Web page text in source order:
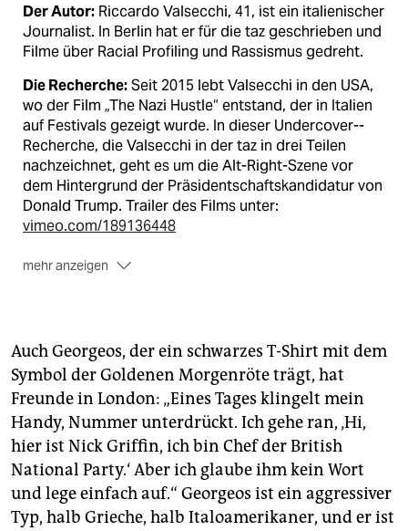
Der Autor: Riccardo Valsecchi, 41, ist ein italienischer
Journalist. In Berlin hat er für die taz geschrieben und
Filme über Racial Profiling und Rassismus gedreht.
Die Recherche:Seit 2015 lebt Valsecchi in den USA,
wo der Film „The Nazi Hustle“ entstand, der in Italien
auf Festivals gezeigt wurde. In dieser Undercover-­
Recherche, die Valsecchi in der taz in drei Teilen
nachzeichnet, geht es um die Alt-Right-Szene vor
dem Hintergrund der Präsidentschaftskandidatur von
Donald Trump. Trailer des Films unter:
vimeo.com/189136448
mehr anzeigen
Alt-Right ab Juli 2016, als Donald Trumps
Kampagnenleiter Stephen Bannon ihn in einem
Interview aufBreitbart News Network verwendete:
„We’re the platform for the alt-right“ („Wir sind die
Plattform für die Alt-Right-Bewegung“).
Auch Georgeos, der ein schwarzes T-Shirt mit dem
Symbol der Goldenen Morgenröte trägt, hat
Freunde in London: „Eines Tages klingelt mein
Handy, Nummer unterdrückt. Ich gehe ran, ‚Hi,
hier ist Nick Griffin, ich bin Chef der British
National Party.‘ Aber ich glaube ihm kein Wort
und lege einfach auf.“ Georgeos ist ein aggressiver
Typ, halb Grieche, halb Italoamerikaner, und er ist